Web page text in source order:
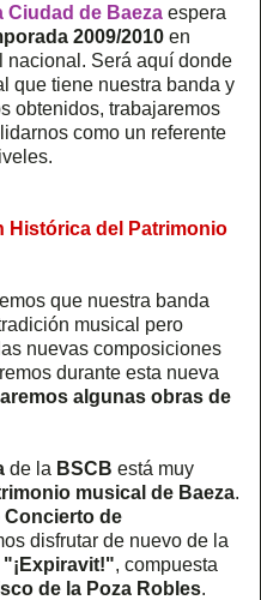
Ciudad de Baeza espera
2009/2010 en
nacional. Será aquí donde
que tiene nuestra banda y
obtenidos, trabajaremos
como un referente
Histórica del Patrimonio
que nuestra banda
musical pero
nuevas composiciones
durante esta nueva
algunas obras de
de la BSCB está muy
musical de Baeza.
Concierto de
disfrutar de nuevo de la
"¡Expiravit!", compuesta
de la Poza Robles.